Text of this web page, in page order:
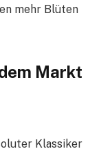
mehr Blüten
Markt
Klassiker